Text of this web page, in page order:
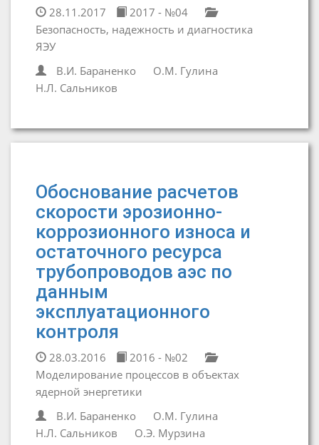
28.11.2017
2017 - №04
Безопасность, надежность и диагностика
ЯЭУ
В.И. Бараненко
О.М. Гулина
Н.Л. Сальников
Обоснование расчетов
скорости эрозионно-
коррозионного износа и
остаточного ресурса
трубопроводов аэс по
данным
эксплуатационного
контроля
28.03.2016
2016 - №02
Моделирование процессов в объектах
ядерной энергетики
В.И. Бараненко
О.М. Гулина
Н.Л. Сальников
О.Э. Мурзина